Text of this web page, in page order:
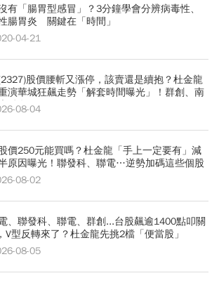
有「腸胃型感冒」？3分鐘學會分辨病毒性、
腸胃炎 關鍵在「時間」
04-21
股價腰斬又漲停，該賣還是續抱？杜金龍
演華城狂飆走勢「解套時間曝光」！群創、南
點名08-04
價250元能買嗎？杜金龍「手上一定要有」減
原因曝光！聯發科、聯電…逆勢加碼這些個股
08-02
、聯發科、聯電、群創...台股飆逾1400點叩關
V型反轉來了？杜金龍先挑2檔「便當股」
08-05